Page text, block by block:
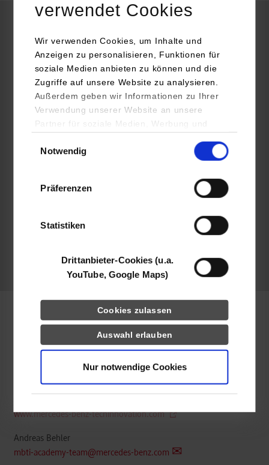
verwendet Cookies
Wir verwenden Cookies, um Inhalte und
Anzeigen zu personalisieren, Funktionen für
soziale Medien anbieten zu können und die
Zugriffe auf unsere Website zu analysieren.
Außerdem geben wir Informationen zu Ihrer
Verwendung unserer Website an unsere
Partner für soziale Medien, Werbung und
YouTube, Google Maps) führen diese
Daten zusammen, die Sie ihnen bereitgestellt
haben oder die sie im Rahmen Ihrer Nutzung
Notwendig
Präferenzen
Statistiken
Drittanbieter-Cookies (u.a.
YouTube, Google Maps)
Cookies zulassen
Auswahl erlauben
Nur notwendige Cookies
Mercedes-Benz Tech Innovation GmbH
Wilhelm-Runge-Straße 11
89081 Ulm
www.mercedes-benz-techinnovation.com
Andreas Behler
Informatik / Cyber Security
Mercedes-Benz Tech Innovation GmbH
www.mercedes-benz-techinnovation.com
Andreas Behler
mbti-academy-team@mercedes-benz.com